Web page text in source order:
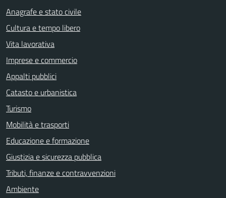
Anagrafe e stato civile
Cultura e tempo libero
Vita lavorativa
Imprese e commercio
Appalti pubblici
Catasto e urbanistica
Turismo
Mobilità e trasporti
Educazione e formazione
Giustizia e sicurezza pubblica
Tributi, finanze e contravvenzioni
Ambiente